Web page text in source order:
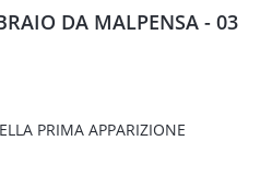
DA MALPENSA - 03
PRIMA APPARIZIONE